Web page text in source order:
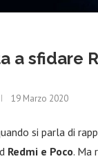
a sfidare
19 Marzo 2020
si parla di
Redmi e Poco. Ma